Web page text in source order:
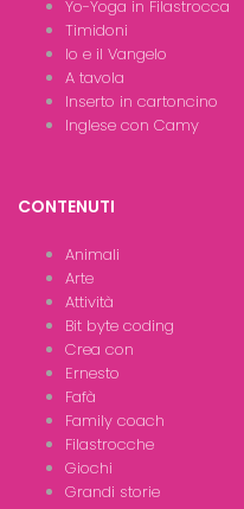
Yo-Yoga in Filastrocca
Timidoni
Io e il Vangelo
A tavola
Inserto in cartoncino
Inglese con Camy
CONTENUTI
Animali
Arte
Attività
Bit byte coding
Crea con
Ernesto
Fafà
Family coach
Filastrocche
Giochi
Grandi storie